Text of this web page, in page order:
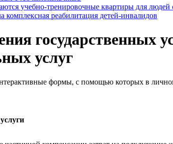
учебно-тренировочные квартиры для
реабилитация детей-инвалидов
государственных
услуг
формы, с помощью которых в